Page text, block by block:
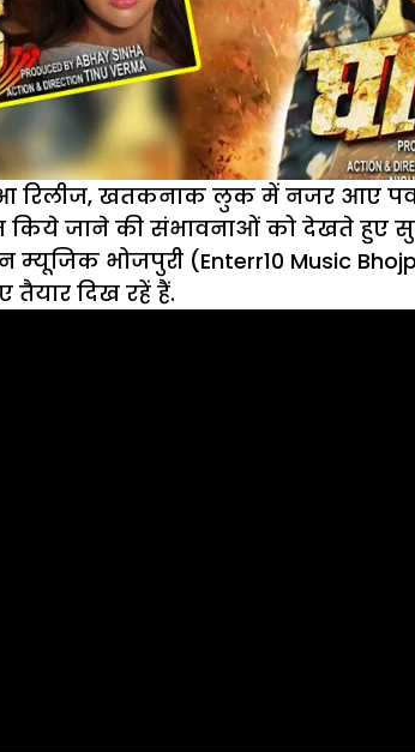
हुआ रिलीज, खतकनाक लुक में नजर आए
जाने की संभावनाओं को देखते हुए
म्यूजिक भोजपुरी (Enterr10
दिख रहें हैं.